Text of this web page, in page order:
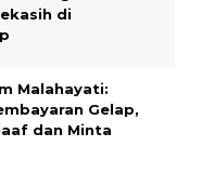
di
Malahayati:
Gelap,
dan Minta